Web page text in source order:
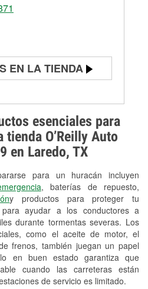
esenciales para
tienda O’Reilly Auto
en Laredo, TX
para un huracán incluyen
, baterías de repuesto,
y productos para proteger tu
ayudar a los conductores a
durante tormentas severas. Los
como el aceite de motor, el
frenos, también juegan un papel
en buen estado garantiza que
cuando las carreteras están
de servicio es limitado.
EN LA TIENDA
y
luz "Check Engine"
baterías y aceite
bombillas de faros
limpiaparabrisas
Préstamo de
de tambores y discos de